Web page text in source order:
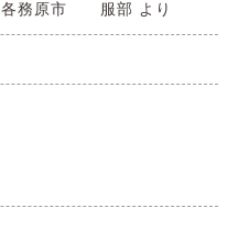
各務原市 服部 より